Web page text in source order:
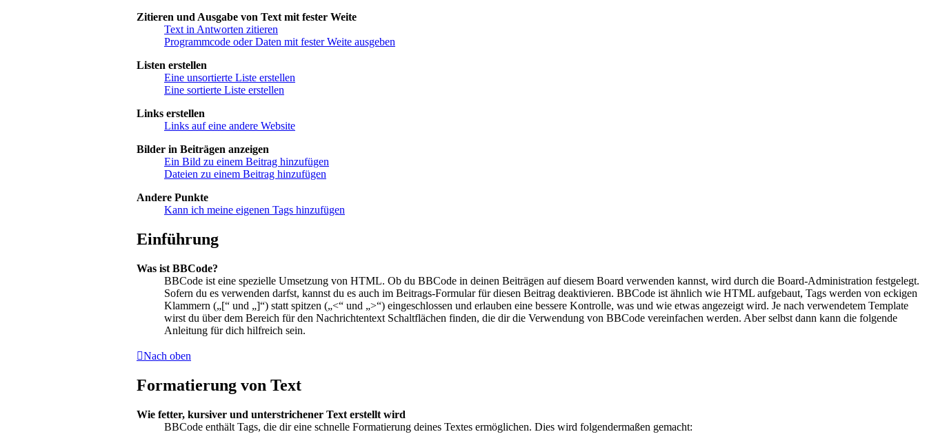
Zitieren und Ausgabe von Text mit fester Weite
Text in Antworten zitieren
Programmcode oder Daten mit fester Weite ausgeben
Listen erstellen
Eine unsortierte Liste erstellen
Eine sortierte Liste erstellen
Links erstellen
Links auf eine andere Website
Bilder in Beiträgen anzeigen
Ein Bild zu einem Beitrag hinzufügen
Dateien zu einem Beitrag hinzufügen
Andere Punkte
Kann ich meine eigenen Tags hinzufügen
Einführung
Was ist BBCode?
BBCode ist eine spezielle Umsetzung von HTML. Ob du BBCode in deinen Beiträgen auf diesem Board verwenden kannst, wird durch die Board-Administration festgelegt.
Sofern du es verwenden darfst, kannst du es auch im Beitrags-Formular für diesen Beitrag deaktivieren. BBCode ist ähnlich wie HTML aufgebaut, Tags werden von eckigen
Klammern („[“ und „]“) statt spitzen („<“ und „>“) eingeschlossen und erlauben eine bessere Kontrolle, was und wie etwas angezeigt wird. Je nach verwendetem Template
wirst du über dem Bereich für den Nachrichtentext Schaltflächen finden, die dir die Verwendung von BBCode vereinfachen werden. Aber selbst dann kann die folgende
Anleitung für dich hilfreich sein.
Nach oben
Formatierung von Text
Wie fetter, kursiver und unterstrichener Text erstellt wird
BBCode enthält Tags, die dir eine schnelle Formatierung deines Textes ermöglichen. Dies wird folgendermaßen gemacht: